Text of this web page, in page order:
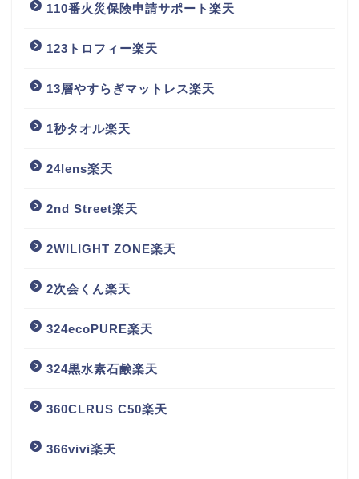
110番火災保険申請サポート楽天
123トロフィー楽天
13層やすらぎマットレス楽天
1秒タオル楽天
24lens楽天
2nd Street楽天
2WILIGHT ZONE楽天
2次会くん楽天
324ecoPURE楽天
324黒水素石鹸楽天
360CLRUS C50楽天
366vivi楽天